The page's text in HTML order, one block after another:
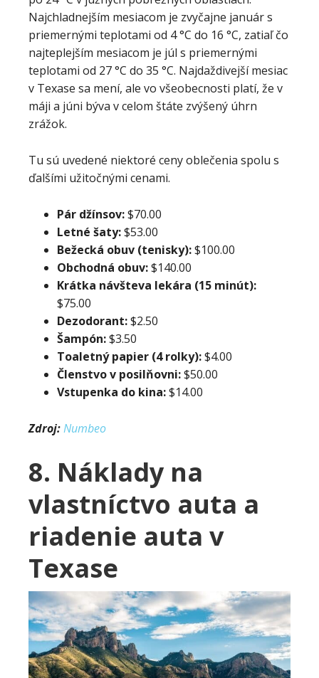
Najchladnejším mesiacom je zvyčajne január s
priemernými teplotami od 4 °C do 16 °C, zatiaľ čo
najteplejším mesiacom je júl s priemernými
teplotami od 27 °C do 35 °C. Najdaždivejší mesiac
v Texase sa mení, ale vo všeobecnosti platí, že v
máji a júni býva v celom štáte zvýšený úhrn
zrážok.
Tu sú uvedené niektoré ceny oblečenia spolu s
ďalšími užitočnými cenami.
Pár džínsov:$70.00
Letné šaty:$53.00
Bežecká obuv (tenisky):$100.00
Obchodná obuv:$140.00
Krátka návšteva lekára (15 minút):
$75.00
Dezodorant:$2.50
Šampón:$3.50
Toaletný papier (4 rolky):$4.00
Členstvo v posilňovni:$50.00
Vstupenka do kina:$14.00
Zdroj:Numbeo
8. Náklady na
vlastníctvo auta a
riadenie auta v
Texase